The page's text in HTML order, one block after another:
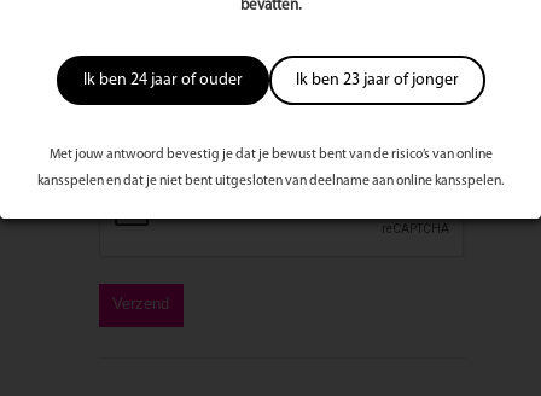
bevatten.
Ik ben 24 jaar of ouder Ik ben 23 jaar of jonger
Met jouw antwoord bevestig je dat je bewust bent van de risico’s van online
kansspelen en dat je niet bent uitgesloten van deelname aan online kansspelen.